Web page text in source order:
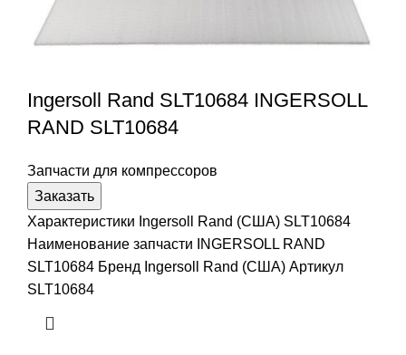
Ingersoll Rand SLT10684 INGERSOLL
RAND SLT10684
Запчасти для компрессоров
Заказать
Характеристики Ingersoll Rand (США) SLT10684
Наименование запчасти INGERSOLL RAND
SLT10684 Бренд Ingersoll Rand (США) Артикул
SLT10684